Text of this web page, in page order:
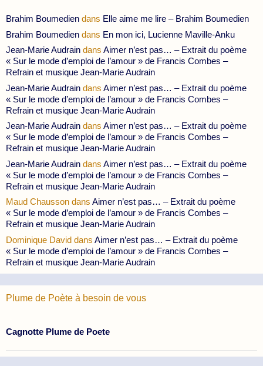
Brahim Boumedien dans Elle aime me lire – Brahim Boumedien
Brahim Boumedien dans En mon ici, Lucienne Maville-Anku
Jean-Marie Audrain dans Aimer n’est pas… – Extrait du poème
« Sur le mode d’emploi de l’amour » de Francis Combes –
Refrain et musique Jean-Marie Audrain
Jean-Marie Audrain dans Aimer n’est pas… – Extrait du poème
« Sur le mode d’emploi de l’amour » de Francis Combes –
Refrain et musique Jean-Marie Audrain
Jean-Marie Audrain dans Aimer n’est pas… – Extrait du poème
« Sur le mode d’emploi de l’amour » de Francis Combes –
Refrain et musique Jean-Marie Audrain
Jean-Marie Audrain dans Aimer n’est pas… – Extrait du poème
« Sur le mode d’emploi de l’amour » de Francis Combes –
Refrain et musique Jean-Marie Audrain
Maud Chausson dans Aimer n’est pas… – Extrait du poème
« Sur le mode d’emploi de l’amour » de Francis Combes –
Refrain et musique Jean-Marie Audrain
Dominique David dans Aimer n’est pas… – Extrait du poème
« Sur le mode d’emploi de l’amour » de Francis Combes –
Refrain et musique Jean-Marie Audrain
Plume de Poète à besoin de vous
Cagnotte Plume de Poete